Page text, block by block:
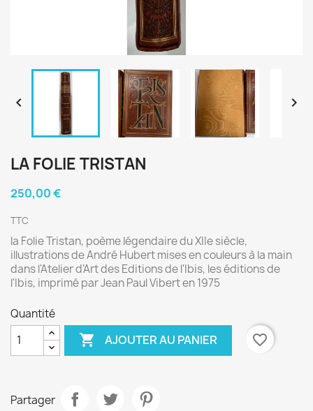
 
LA FOLIE TRISTAN
250,00 €
TTC
la Folie Tristan, poème légendaire du XIIe siècle,
illustrations de André Hubert mises en couleurs à la main
dans l'Atelier d'Art des Editions de l'Ibis, les éditions de
l'Ibis, imprimé par Jean Paul Vibert en 1975
Quantité
 AJOUTER AU PANIER favorite_border
Partager